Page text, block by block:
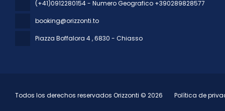
(+41)0912280154 - Numero Geografico +390289828577
booking@orizzonti.to
Piazza Boffalora 4, 6830 - Chiasso
Todos los derechos reservados Orizzonti © 2026 Política de